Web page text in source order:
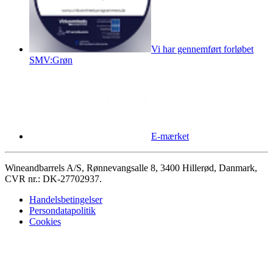
Vi har gennemført forløbet
SMV:Grøn
E-mærket
Wineandbarrels A/S, Rønnevangsalle 8, 3400 Hillerød, Danmark,
CVR nr.: DK-27702937.
Handelsbetingelser
Persondatapolitik
Cookies